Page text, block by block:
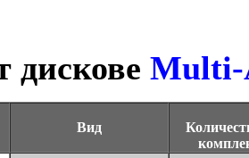
дискове
Вид